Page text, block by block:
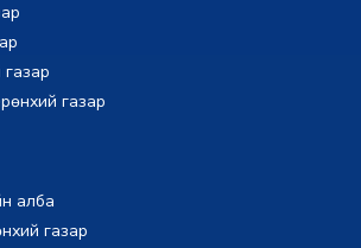
газар
алба
газар